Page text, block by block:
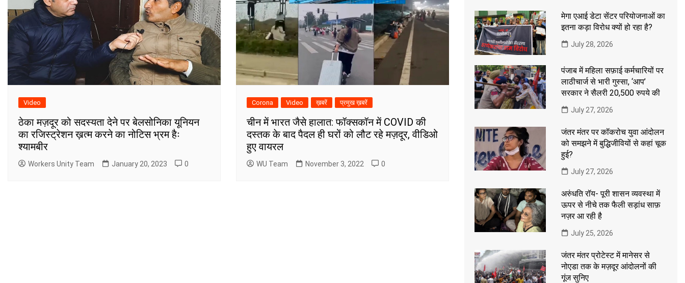
Video
ठेका मज़दूर को सदस्यता देने पर बेलसोनिका यूनियन
का रजिस्ट्रेशन ख़त्म करने का नोटिस भ्रम हैः
श्यामबीर
Workers Unity Team January 20, 2023 0
Corona Video ख़बरें प्रमुख ख़बरें
चीन में भारत जैसे हालात: फॉक्सकॉन में COVID की
दस्तक के बाद पैदल ही घरों को लौट रहे मज़दूर, वीडिओ
हुए वायरल
WU Team November 3, 2022 0
मेगा एआई डेटा सेंटर परियोजनाओं का
इतना कड़ा विरोध क्यों हो रहा है?
July 28, 2026
पंजाब में महिला सफ़ाई कर्मचारियों पर
लाठीचार्ज से भारी गुस्सा, ‘आप’
सरकार ने सैलरी 20,500 रुपये की
July 27, 2026
जंतर मंतर पर कॉकरोच युवा आंदोलन
को समझने में बुद्धिजीवियों से कहां चूक
हुई?
July 27, 2026
अरुंधति रॉय- पूरी शासन व्यवस्था में
ऊपर से नीचे तक फैली सड़ांध साफ़
नज़र आ रही है
July 25, 2026
जंतर मंतर प्रोटेस्ट में मानेसर से
नोएडा तक के मज़दूर आंदोलनों की
गूंज सुनिए